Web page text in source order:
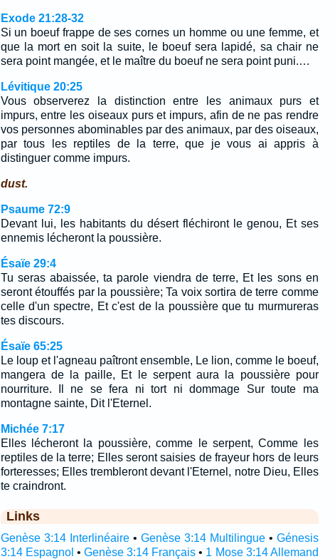
Exode 21:28-32
Si un boeuf frappe de ses cornes un homme ou une femme, et
que la mort en soit la suite, le boeuf sera lapidé, sa chair ne
sera point mangée, et le maître du boeuf ne sera point puni.…
Lévitique 20:25
Vous observerez la distinction entre les animaux purs et
impurs, entre les oiseaux purs et impurs, afin de ne pas rendre
vos personnes abominables par des animaux, par des oiseaux,
par tous les reptiles de la terre, que je vous ai appris à
distinguer comme impurs.
dust.
Psaume 72:9
Devant lui, les habitants du désert fléchiront le genou, Et ses
ennemis lécheront la poussière.
Ésaïe 29:4
Tu seras abaissée, ta parole viendra de terre, Et les sons en
seront étouffés par la poussière; Ta voix sortira de terre comme
celle d'un spectre, Et c'est de la poussière que tu murmureras
tes discours.
Ésaïe 65:25
Le loup et l'agneau paîtront ensemble, Le lion, comme le boeuf,
mangera de la paille, Et le serpent aura la poussière pour
nourriture. Il ne se fera ni tort ni dommage Sur toute ma
montagne sainte, Dit l'Eternel.
Michée 7:17
Elles lécheront la poussière, comme le serpent, Comme les
reptiles de la terre; Elles seront saisies de frayeur hors de leurs
forteresses; Elles trembleront devant l'Eternel, notre Dieu, Elles
te craindront.
Links
Genèse 3:14 Interlinéaire• Genèse 3:14 Multilingue• Génesis
3:14 Espagnol • Genèse 3:14 Français • 1 Mose 3:14 Allemand